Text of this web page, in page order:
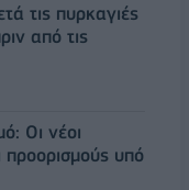
τις πυρκαγιές
από τις
Οι νέοι
προορισμούς υπό